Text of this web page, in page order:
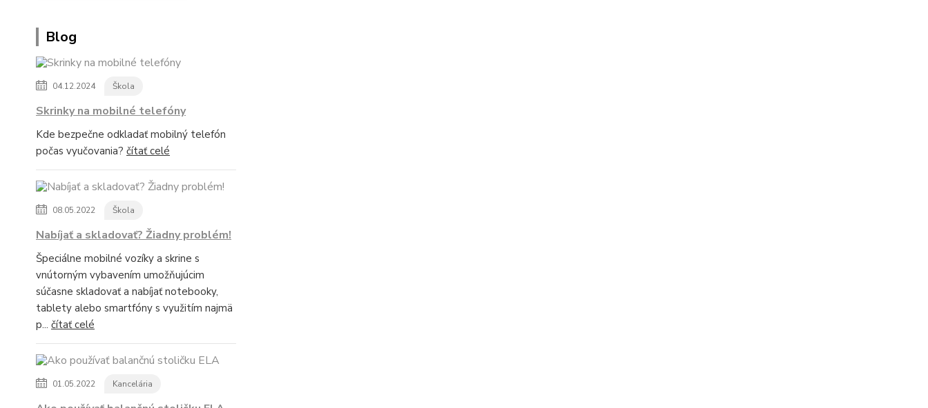
Blog
04.12.2024 Škola
Skrinky na mobilné telefóny
Kde bezpečne odkladať mobilný telefón
počas vyučovania? čítať celé
08.05.2022 Škola
Nabíjať a skladovať? Žiadny problém!
Špeciálne mobilné vozíky a skrine s
vnútorným vybavením umožňujúcim
súčasne skladovať a nabíjať notebooky,
tablety alebo smartfóny s využitím najmä
p... čítať celé
01.05.2022 Kancelária